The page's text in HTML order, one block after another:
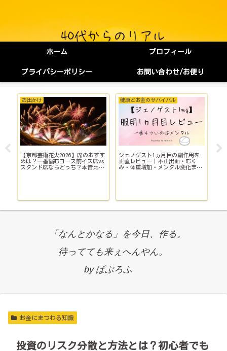
ホーム プロフィール
プライバシーポリシー お問い合わせ/お便り
都芸術花火2026】席のおすす
？一番悩むコース前イス席vs
ンド席ならどっち？本音比
健康とお金のサバイバル
ジェノゲスト1ヵ月目の副作用を
正直レビュー｜不正出血・むく
み・体重増加・メンタル変化まで
子宮鏡下手術
い？当日の流
院費用｜マイ
「なんとかなる」を今日、作る。
待ってても来ぇへんやん。
by ぱぶろふ
お金にまつわる知識
投資のリスク分散と方法とは？初心者でも